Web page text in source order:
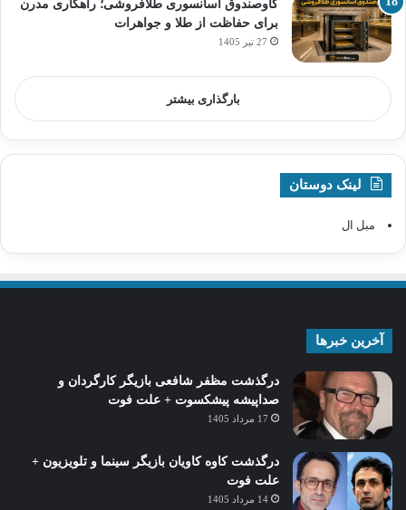
گاوصندوق آسانسوری طلافروشی؛ راهکاری مدرن
برای حفاظت از طلا و جواهرات
27 تیر 1405
بارگذاری بیشتر
لینک دوستان
مبل ال
آخرین خبرها
درگذشت مظفر شافعی بازیگر کارگردان و
صداپیشه پیشکسوت + علت فوت
17 مرداد 1405
درگذشت کاوه کاویان بازیگر سینما و تلویزیون +
علت فوت
14 مرداد 1405